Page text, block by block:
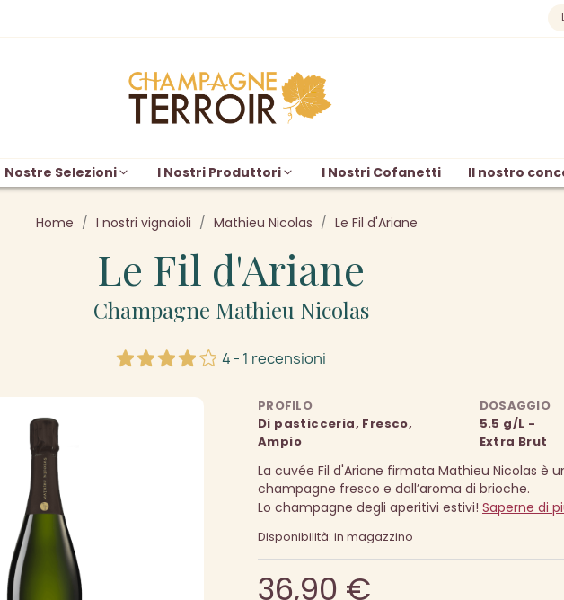
Nostre Selezioni I Nostri Produttori I Nostri Cofanetti Il nostro
Home I nostri vignaioli Mathieu Nicolas Le Fil d'Ariane
Le Fil d'Ariane
Champagne Mathieu Nicolas
4 - 1 recensioni
PROFILO
Di pasticceria, Fresco,
Ampio
DOSAGGIO
5.5 g/L -
Extra Brut
La cuvée Fil d'Ariane firmata Mathieu Nicolas è
champagne fresco e dall’aroma di brioche.
Lo champagne degli aperitivi estivi! Saperne di
Disponibilità: in magazzino
36,90 €